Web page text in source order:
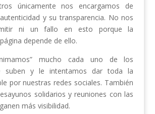
únicamente nos encargamos de
y su transparencia. No nos
ni un fallo en esto porque la
depende de ello.
mucho cada uno de los
suben y le intentamos dar toda la
por nuestras redes sociales. También
solidarios y reuniones con las
más visibilidad.